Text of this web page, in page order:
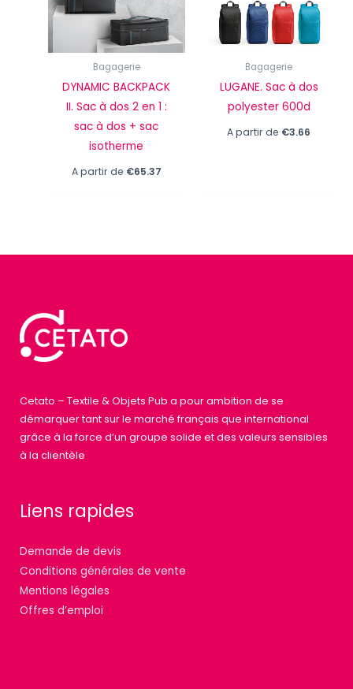
Bagagerie
DYNAMIC BACKPACK
II. Sac à dos 2 en 1 :
sac à dos + sac
isotherme
A partir de €65.37
Bagagerie
LUGANE. Sac à dos
polyester 600d
A partir de €3.66
Cetato – Textile & Objets Pub a pour ambition de se
démarquer tant sur le marché français que international
grâce à la force d’un groupe solide et des valeurs sensibles
à la clientèle
Liens rapides
Demande de devis
Conditions générales de vente
Mentions légales
Offres d’emploi